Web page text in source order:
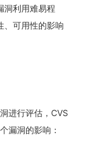
洞利用难易程
、可用性的影响
进行评估，CVS
漏洞的影响：